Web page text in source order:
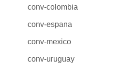
conv-colombia
conv-espana
conv-mexico
conv-uruguay